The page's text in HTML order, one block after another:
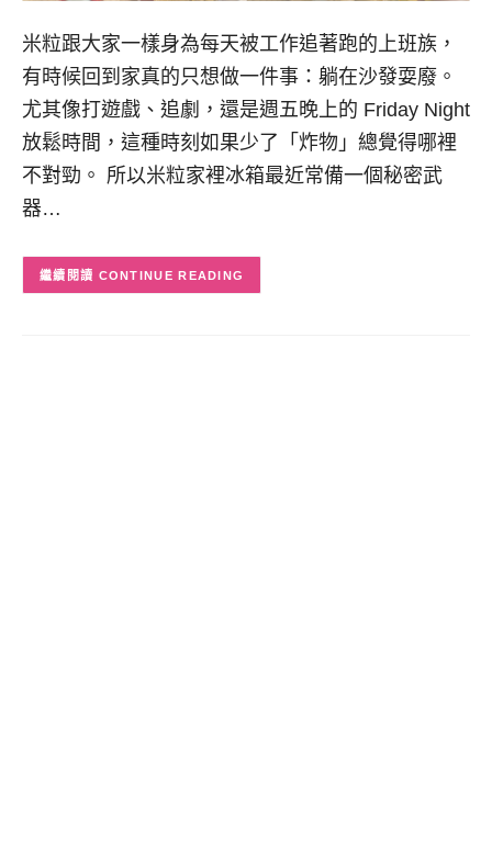
米粒跟大家一樣身為每天被工作追著跑的上班族，
有時候回到家真的只想做一件事：躺在沙發耍廢。
尤其像打遊戲、追劇，還是週五晚上的 Friday Night
放鬆時間，這種時刻如果少了「炸物」總覺得哪裡
不對勁。 所以米粒家裡冰箱最近常備一個秘密武
器…
CONTINUE READING